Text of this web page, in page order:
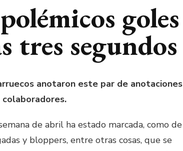
goles
tres segundos
anotaron este par de anotaciones
de abril ha estado marcada, como de
y bloppers, entre otras cosas, que se